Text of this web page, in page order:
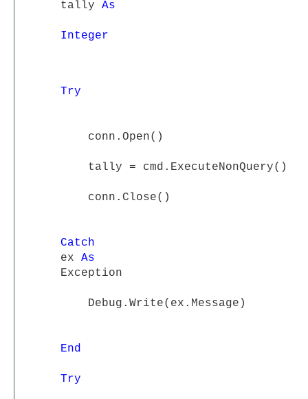
tally As
Integer
Try
conn.Open()
tally = cmd.ExecuteNonQuery()
conn.Close()
Catch
ex As
Exception
Debug.Write(ex.Message)
End
Try